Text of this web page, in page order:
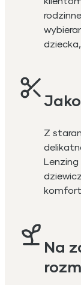
Z
Lenzing
Na